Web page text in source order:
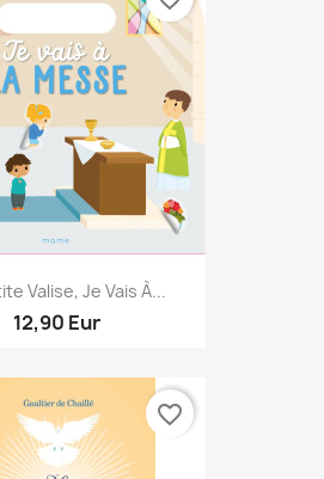
Valise, Je Vais À...
12,90 Eur
favorite_border